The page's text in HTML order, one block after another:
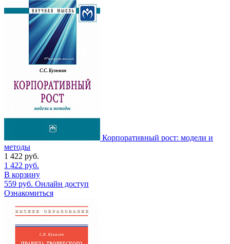
Корпоративный рост: модели и
методы
1 422 руб.
1 422 руб.
В корзину
559 руб. Онлайн доступ
Ознакомиться